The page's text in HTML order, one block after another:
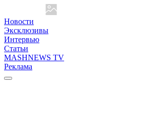
Новости
Эксклюзивы
Интервью
Статьи
MASHNEWS TV
Реклама